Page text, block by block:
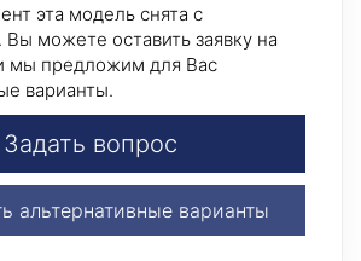
эта модель снята с
Вы можете оставить заявку на
мы предложим для Вас
варианты.
Задать вопрос
альтернативные варианты